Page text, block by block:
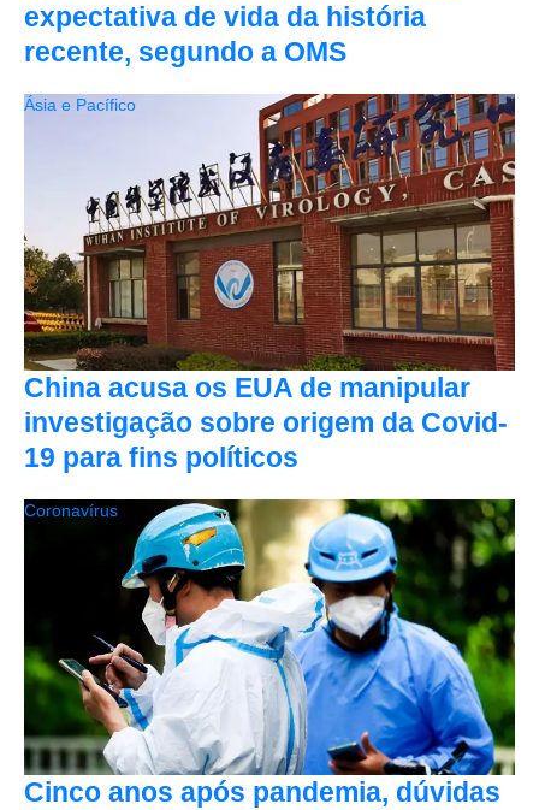
expectativa de vida da história
recente, segundo a OMS
China acusa os EUA de manipular
investigação sobre origem da Covid-
19 para fins políticos
Ásia e Pacífico
Cinco anos após pandemia, dúvidas
Coronavírus